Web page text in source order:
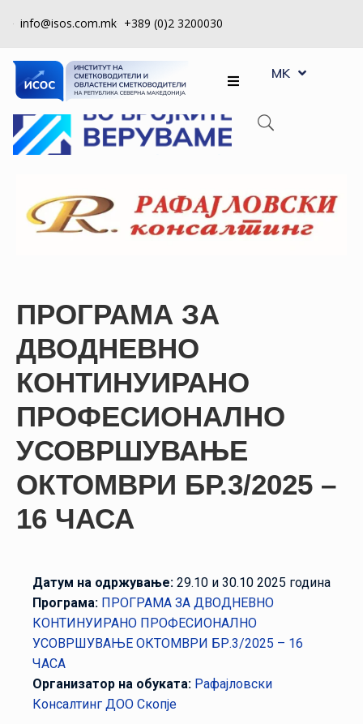
info@isos.com.mk +389 (0)2 3200030
ЗА
НАС
РЕГИСТРИ
КОНТРОЛА
НА
СТАНАМ
НАСТАНИ
КОНТАКТ
НАЈАВА
ЗА
ЧЛЕНОВИ
АЖУРИРАЈ
MK
SQ
ПРОГРАМА ЗА
ДВОДНЕВНО
КОНТИНУИРАНО
ПРОФЕСИОНАЛНО
УСОВРШУВАЊЕ
OКТОМВРИ БР.3/2025 –
16 ЧАСА
Датум на одржување: 29.10 и 30.10 2025 година
Програма: ПРОГРАМА ЗА ДВОДНЕВНО
КОНТИНУИРАНО ПРОФЕСИОНАЛНО
УСОВРШУВАЊЕ OКТОМВРИ БР.3/2025 – 16
ЧАСА
Организатор на обуката: Рафајловски
Консалтинг ДОО Скопје